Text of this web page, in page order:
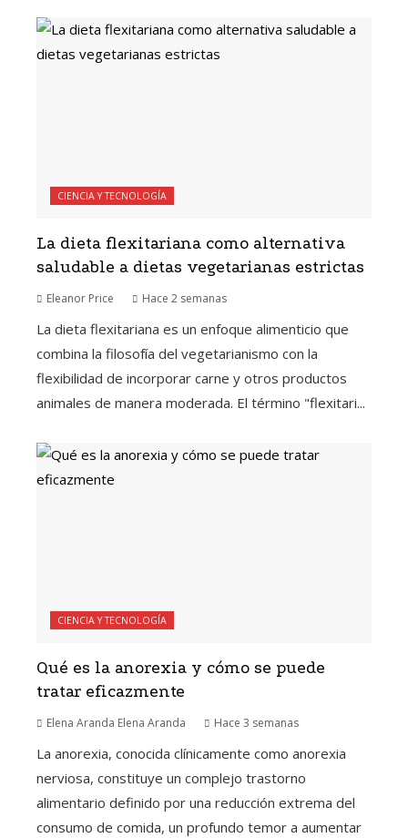
CIENCIA Y TECNOLOGÍA
La dieta flexitariana como alternativa
saludable a dietas vegetarianas estrictas
Eleanor Price Hace 2 semanas
La dieta flexitariana es un enfoque alimenticio que
combina la filosofía del vegetarianismo con la
flexibilidad de incorporar carne y otros productos
animales de manera moderada. El término "flexitari...
CIENCIA Y TECNOLOGÍA
Qué es la anorexia y cómo se puede
tratar eficazmente
Elena Aranda Elena Aranda Hace 3 semanas
La anorexia, conocida clínicamente como anorexia
nerviosa, constituye un complejo trastorno
alimentario definido por una reducción extrema del
consumo de comida, un profundo temor a aumentar